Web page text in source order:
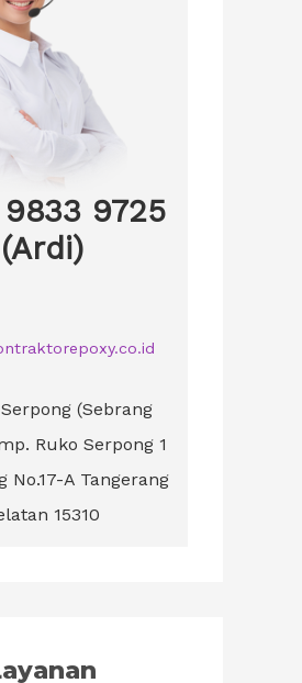
9725
(Ardi)
(Sebrang
Ruko Serpong 1
No.17-A Tangerang
15310